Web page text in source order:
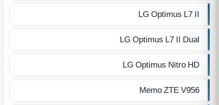
LG Optimus L7 II
LG Optimus L7 II Dual
LG Optimus Nitro HD
Memo ZTE V956